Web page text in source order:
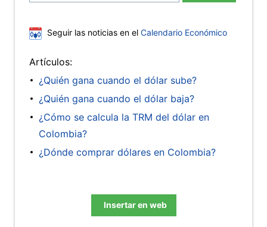
Seguir las noticias en el Calendario Económico
Artículos:
¿Quién gana cuando el dólar sube?
¿Quién gana cuando el dólar baja?
¿Cómo se calcula la TRM del dólar en
Colombia?
¿Dónde comprar dólares en Colombia?
Insertar en web